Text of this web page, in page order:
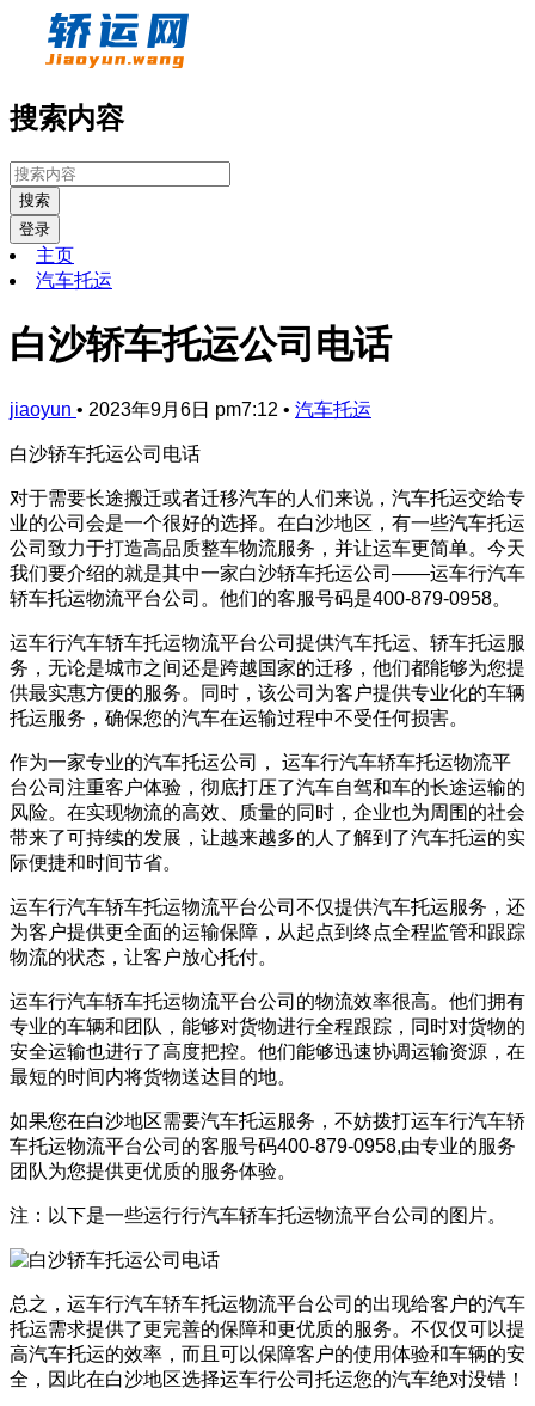
搜索内容
搜索
登录
主页
汽车托运
白沙轿车托运公司电话
jiaoyun • 2023年9月6日 pm7:12 • 汽车托运
白沙轿车托运公司电话
对于需要长途搬迁或者迁移汽车的人们来说，汽车托运交给专
业的公司会是一个很好的选择。在白沙地区，有一些汽车托运
公司致力于打造高品质整车物流服务，并让运车更简单。今天
我们要介绍的就是其中一家白沙轿车托运公司——运车行汽车
轿车托运物流平台公司。他们的客服号码是400-879-0958。
运车行汽车轿车托运物流平台公司提供汽车托运、轿车托运服
务，无论是城市之间还是跨越国家的迁移，他们都能够为您提
供最实惠方便的服务。同时，该公司为客户提供专业化的车辆
托运服务，确保您的汽车在运输过程中不受任何损害。
作为一家专业的汽车托运公司， 运车行汽车轿车托运物流平
台公司注重客户体验，彻底打压了汽车自驾和车的长途运输的
风险。在实现物流的高效、质量的同时，企业也为周围的社会
带来了可持续的发展，让越来越多的人了解到了汽车托运的实
际便捷和时间节省。
运车行汽车轿车托运物流平台公司不仅提供汽车托运服务，还
为客户提供更全面的运输保障，从起点到终点全程监管和跟踪
物流的状态，让客户放心托付。
运车行汽车轿车托运物流平台公司的物流效率很高。他们拥有
专业的车辆和团队，能够对货物进行全程跟踪，同时对货物的
安全运输也进行了高度把控。他们能够迅速协调运输资源，在
最短的时间内将货物送达目的地。
如果您在白沙地区需要汽车托运服务，不妨拨打运车行汽车轿
车托运物流平台公司的客服号码400-879-0958,由专业的服务
团队为您提供更优质的服务体验。
注：以下是一些运行行汽车轿车托运物流平台公司的图片。
总之，运车行汽车轿车托运物流平台公司的出现给客户的汽车
托运需求提供了更完善的保障和更优质的服务。不仅仅可以提
高汽车托运的效率，而且可以保障客户的使用体验和车辆的安
全，因此在白沙地区选择运车行公司托运您的汽车绝对没错！